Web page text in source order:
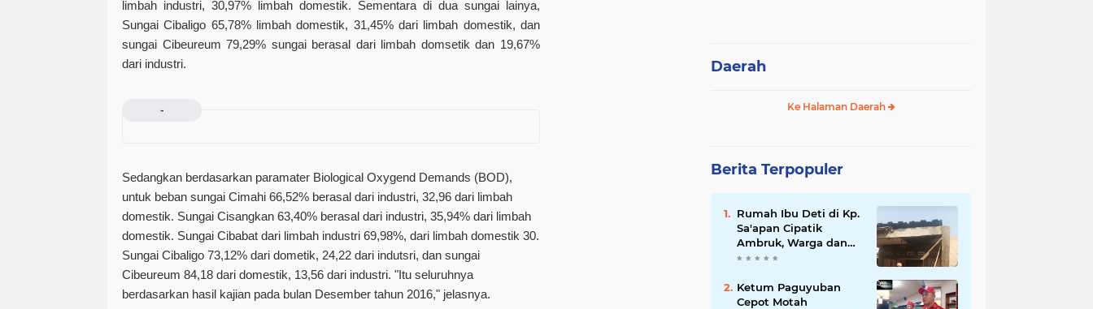
limbah industri, 30,97% limbah domestik. Sementara di dua sungai lainya,
Sungai Cibaligo 65,78% limbah domestik, 31,45% dari limbah domestik, dan
sungai Cibeureum 79,29% sungai berasal dari limbah domsetik dan 19,67%
dari industri.
-
Sedangkan berdasarkan paramater Biological Oxygend Demands (BOD),
untuk beban sungai Cimahi 66,52% berasal dari industri, 32,96 dari limbah
domestik. Sungai Cisangkan 63,40% berasal dari industri, 35,94% dari limbah
domestik. Sungai Cibabat dari limbah industri 69,98%, dari limbah domestik 30.
Sungai Cibaligo 73,12% dari dometik, 24,22 dari indutsri, dan sungai
Cibeureum 84,18 dari domestik, 13,56 dari industri. "Itu seluruhnya
berdasarkan hasil kajian pada bulan Desember tahun 2016," jelasnya.
Daerah
Ke Halaman Daerah
Berita Terpopuler
Rumah Ibu Deti di Kp.
Sa'apan Cipatik
Ambruk, Warga dan
Pemdes Sigap Bantu
Ketum Paguyuban
Cepot Motah